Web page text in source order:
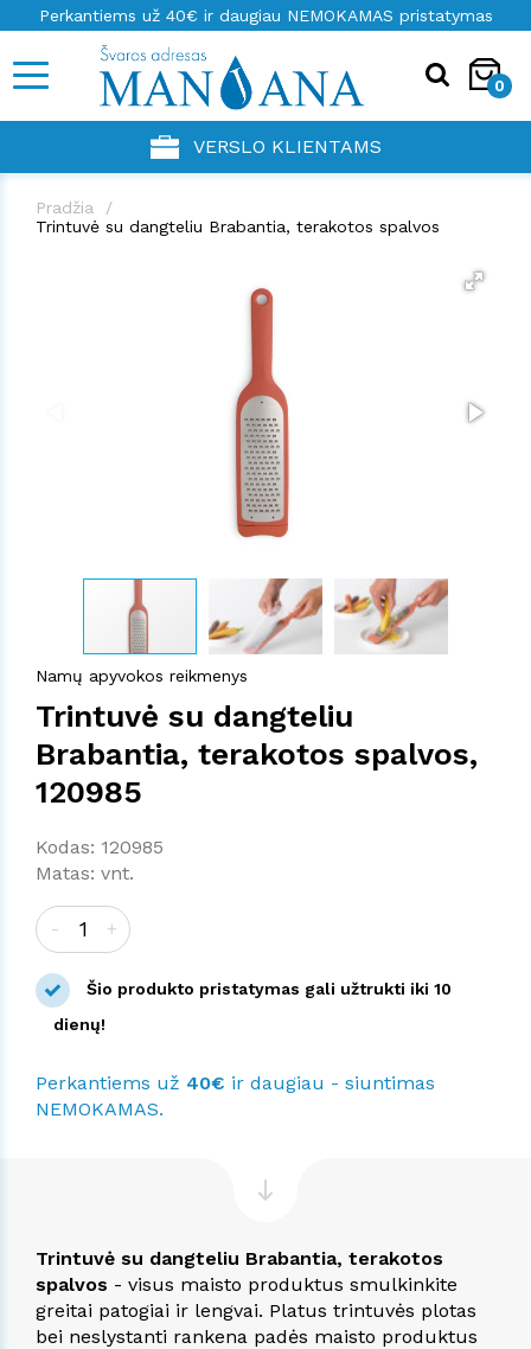
Perkantiems už 40€ ir daugiau NEMOKAMAS pristatymas
0
VERSLO KLIENTAMS
Pradžia
Trintuvė su dangteliu Brabantia, terakotos spalvos
Namų apyvokos reikmenys
Trintuvė su dangteliu
Brabantia, terakotos spalvos,
120985
Kodas: 120985
Matas: vnt.
- +
Šio produkto pristatymas gali užtrukti iki 10
dienų!
Perkantiems už 40€ ir daugiau - siuntimas
NEMOKAMAS.
Trintuvė su dangteliu Brabantia, terakotos
spalvos - visus maisto produktus smulkinkite
greitai patogiai ir lengvai. Platus trintuvės plotas
bei neslystanti rankena padės maisto produktus